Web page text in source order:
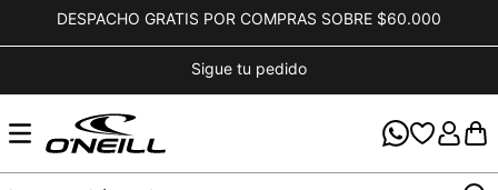
DESPACHO GRATIS POR COMPRAS SOBRE $60.000
Sigue tu pedido